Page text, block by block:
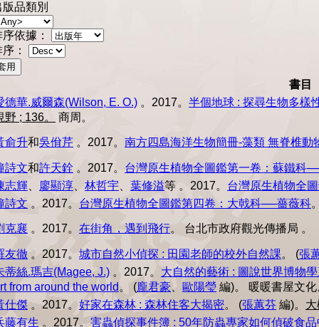
版品類別
依據：
：
書目
德華.威爾森(Wilson, E. O.) 。2017。 半個地球 : 探尋生物多樣
野 ; 136。
商周。
俞升和吳佾芹 。2017。 南方四島海洋生物簡冊-藻類 無脊椎動
詩文和許天銓 。2017。 台灣原生植物全圖鑑第一卷：蘇鐵科
志輝
廖顯淳 林哲宇 葉修溢等 。2017。 台灣原生植物全
詩文 。2017。 台灣原生植物全圖鑑第四卷：大戟科──薔薇科
克襄 。2017。 在街角，遇到飛行。 台北市政府觀光傳播局 。
友徹 。2017。 城市自然小偵探 : 田園老師的校外自然課。 (張
蒂絲.瑪吉(Magee, J.) 。2017。 大自然的藝術 : 圖說世界博物
from around the world 。 (龐君豪、 歐陽瑩 編)。
暖暖書屋文化
仕傑。2017。 好家在森林 : 森林住客大揭密。 (張蕙芬 編)。
藤有生 。2017。 害蟲偵探事件簿 : 50年防蟲專家如何偵破食